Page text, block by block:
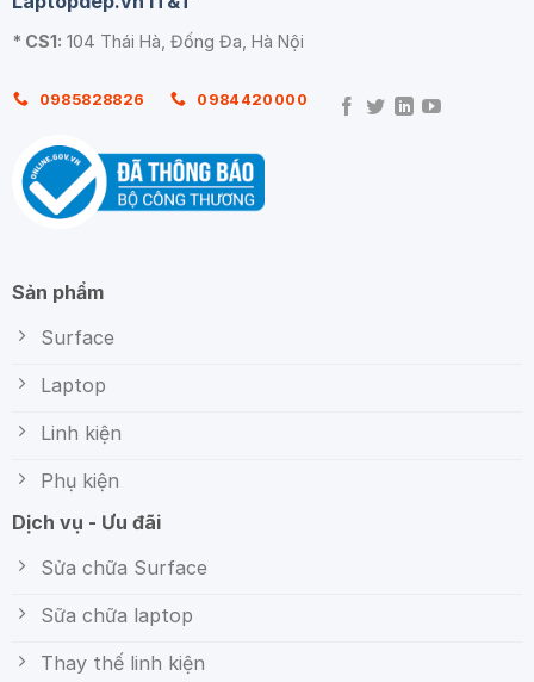
* CS1: 104 Thái Hà, Đống Đa, Hà Nội
0985828826 0984420000
Sản phẩm
Surface
Laptop
Linh kiện
Phụ kiện
Dịch vụ - Ưu đãi
Sửa chữa Surface
Sữa chữa laptop
Thay thế linh kiện